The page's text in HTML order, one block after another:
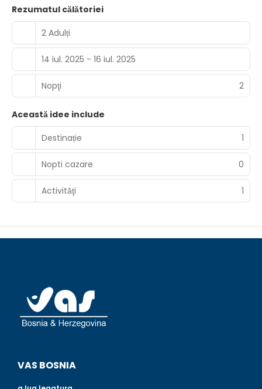
Rezumatul călătoriei
2 Adulți
14 iul. 2025 - 16 iul. 2025
Nopţi 2
Această idee include
Destinație
1
Nopti cazare 0
Activităţi 1
VAS BOSNIA